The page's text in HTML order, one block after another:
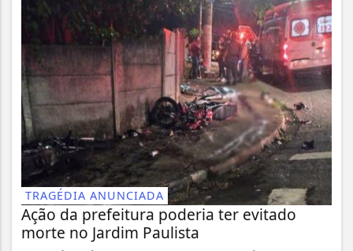
TRAGÉDIA ANUNCIADA
Ação da prefeitura poderia ter evitado
morte no Jardim Paulista